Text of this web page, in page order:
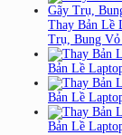
Thay Bản Lề
Trụ, Bung
Bản Lề
Bản Lề
Bản Lề